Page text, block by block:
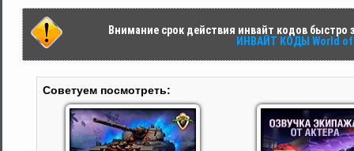
Внимание срок действия инвайт кодов быстро
ИНВАЙТ КОДЫ World
Советуем посмотреть: